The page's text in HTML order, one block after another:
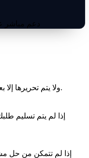
دعم مباشر
تظل دفعتك لدى igitems ولا يتم تحريرها إلا بعد تأكيد الاستلام.
إذا لم يتم تسليم
إذا لم تتمكن من حل